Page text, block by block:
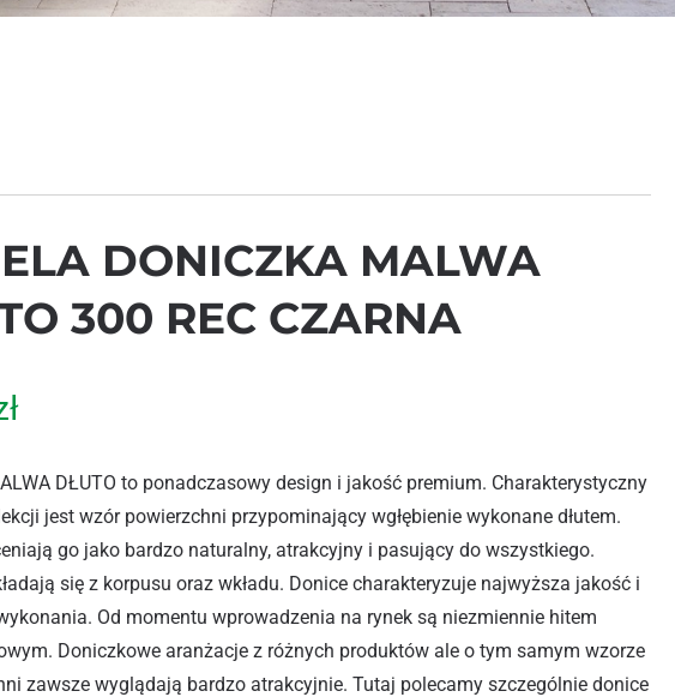
DONICZKA MALWA
300 REC CZARNA
DŁUTO to ponadczasowy design i jakość premium. Charakterystyczny
jest wzór powierzchni przypominający wgłębienie wykonane dłutem.
go jako bardzo naturalny, atrakcyjny i pasujący do wszystkiego.
się z korpusu oraz wkładu. Donice charakteryzuje najwyższa jakość i
Od momentu wprowadzenia na rynek są niezmiennie hitem
Doniczkowe aranżacje z różnych produktów ale o tym samym wzorze
zawsze wyglądają bardzo atrakcyjnie. Tutaj polecamy szczególnie donice